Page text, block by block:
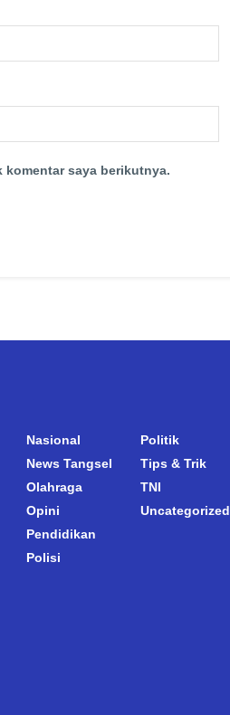
komentar saya berikutnya.
Nasional
News Tangsel
Olahraga
Opini
Pendidikan
Polisi
Politik
Tips & Trik
TNI
Uncategorized